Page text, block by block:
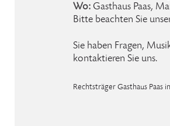
Wo: Gasthaus Paas,
Bitte beachten Sie
Sie haben Fragen,
kontaktieren Sie uns.
Rechtsträger Gasthaus Paas